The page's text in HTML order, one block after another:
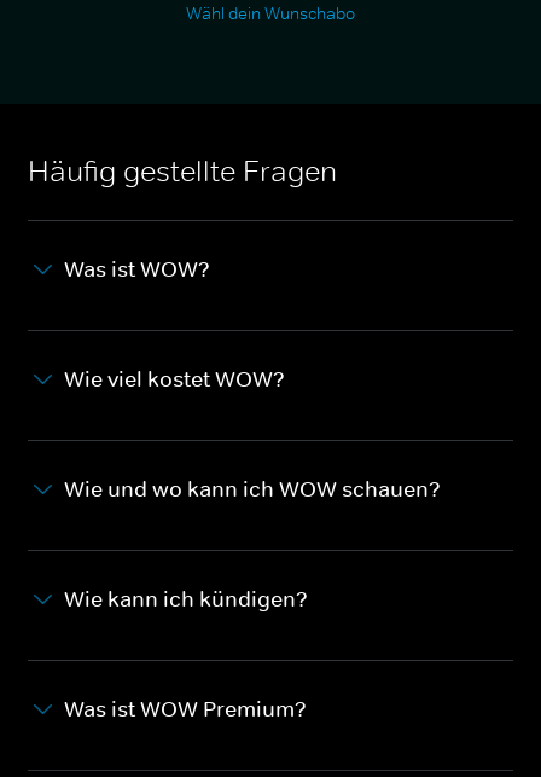
Wähl dein Wunschabo
Häufig gestellte Fragen
Was ist WOW?
Wie viel kostet WOW?
Wie und wo kann ich WOW schauen?
Wie kann ich kündigen?
Was ist WOW Premium?